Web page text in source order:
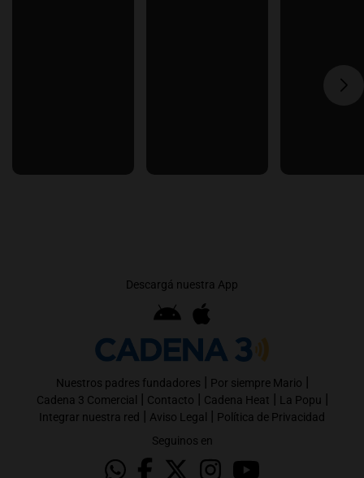
Descargá nuestra App
Nuestros padres fundadores | Por siempre Mario |
Cadena 3 Comercial | Contacto | Cadena Heat | La Popu |
Integrar nuestra red | Aviso Legal | Política de Privacidad
Seguinos en